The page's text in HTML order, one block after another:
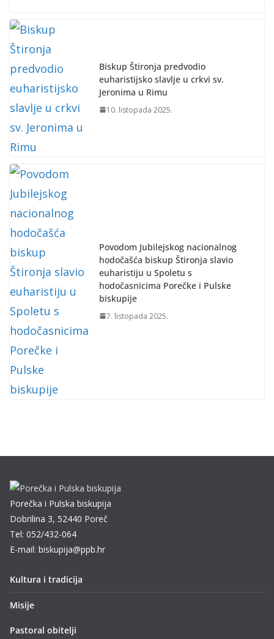
Biskup Štironja predvodio
euharistijsko slavlje u crkvi sv.
Jeronima u Rimu
10. listopada 2025.
Povodom Jubilejskog nacionalnog
hodočašća biskup Štironja slavio
euharistiju u Spoletu s
hodočasnicima Porečke i Pulske
biskupije
7. listopada 2025.
Porečka i Pulska biskupija
Dobrilina 3, 52440 Poreč
Tel: 052/432-064
E-mail: biskupija@ppb.hr
Kultura i tradicija
Misije
Pastoral obitelji